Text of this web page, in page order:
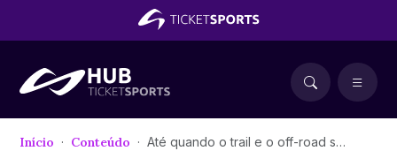
Início Conteúdo Até quando o trail e o off-road serão uma promessa no Brasil?